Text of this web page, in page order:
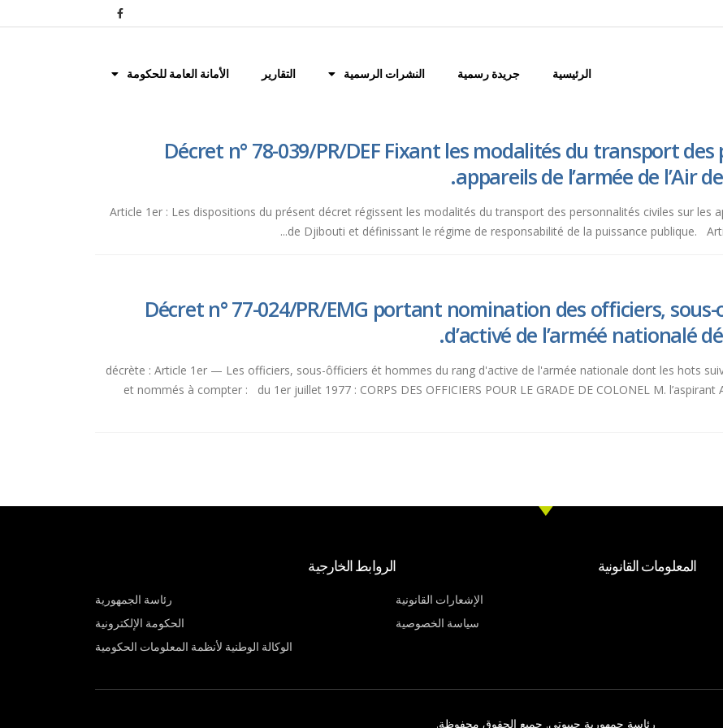
الرئيسية جريدة رسمية النشرات الرسمية التقارير الأمانة العامة للحكومة
Décret n° 78-039/PR/DEF Fixant les modalités du transport
appareils de l’armée de l’Air
Article 1er : Les dispositions du présent décret régissent les modalités du transport des personnalités civiles sur les
de Djibouti et définissant le régime de responsabilité de la puissance publique.
Décret n° 77-024/PR/EMG portant nomination des officiers,
d’activé de l’arméé nationalé
décrète : Article 1er — Les officiers, sous-ôfficiers ét hommes du rang d'active de l'armée nationale dont les hots
et nommés à compter : du 1er juillet 1977 : CORPS DES OFFICIERS POUR LE GRADE DE COLONEL M. l’aspirant
المعلومات القانونية
الإشعارات القانونية
سياسة الخصوصية
الروابط الخارجية
رئاسة الجمهورية
الحكومة الإلكترونية
الوكالة الوطنية لأنظمة المعلومات الحكومية
رئاسة جمهورية جيبوتي. جميع الحقوق محفوظة.